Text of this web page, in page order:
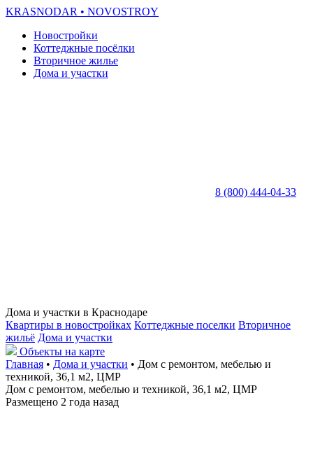
KRASNODAR • NOVOSTROY
Новостройки
Коттеджные посёлки
Вторичное жилье
Дома и участки
8 (800) 444-04-33
Дома и участки в Краснодаре
Квартиры в новостройках Коттеджные поселки Вторичное
жильё Дома и участки
Объекты на карте
Главная • Дома и участки • Дом с ремонтом, мебелью и
техникой, 36,1 м2, ЦМР
Дом с ремонтом, мебелью и техникой, 36,1 м2, ЦМР
Размещено 2 года назад